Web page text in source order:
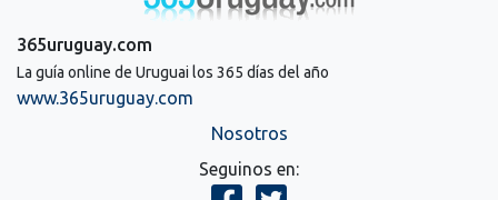
365uruguay.com
La guía online de Uruguai los 365 días del año
www.365uruguay.com
Nosotros
Seguinos en: